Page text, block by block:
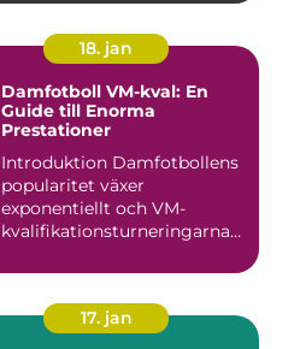
18. jan
Damfotboll VM-kval: En
Guide till Enorma
Prestationer
Introduktion Damfotbollens
popularitet växer
exponentiellt och VM-
kvalifikationsturneringarna
17. jan